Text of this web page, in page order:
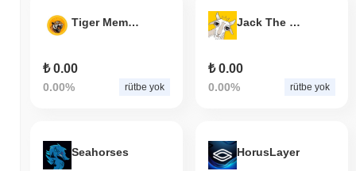
Tiger Meme Token
₺ 0.00
0.00% rütbe yok
Jack The Goat
₺ 0.00
0.00% rütbe yok
Seahorses HorusLayer